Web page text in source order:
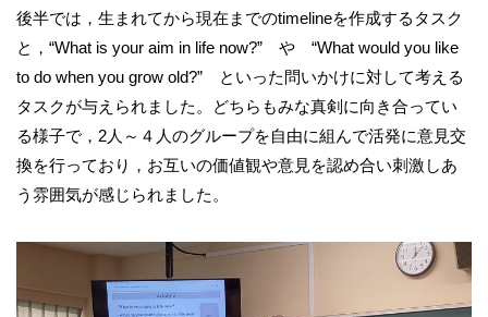
後半では，生まれてから現在までのtimelineを作成するタスク
と，“What is your aim in life now?” や “What would you like
to do when you grow old?” といった問いかけに対して考える
タスクが与えられました。どちらもみな真剣に向き合ってい
る様子で，2人～４人のグループを自由に組んで活発に意見交
換を行っており，お互いの価値観や意見を認め合い刺激しあ
う雰囲気が感じられました。